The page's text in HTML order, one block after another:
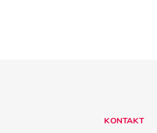
KONTAKT